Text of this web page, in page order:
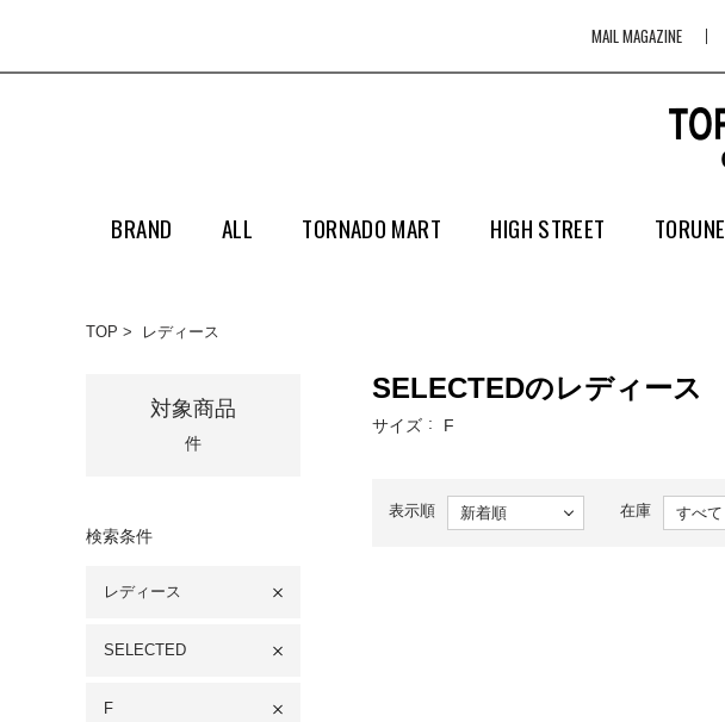
MAIL MAGAZINE
BRAND ALL TORNADO MART HIGH STREET TORUNE
TOP レディース
対象商品
件
検索条件
レディース
SELECTED
F
SELECTEDのレディース
サイズ F
表示順 在庫